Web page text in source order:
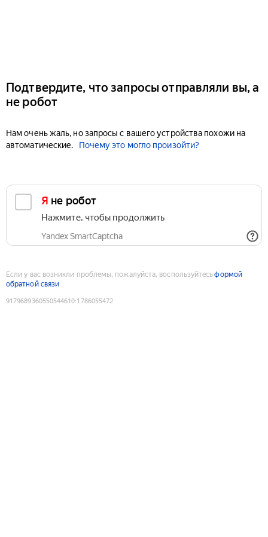
Подтвердите, что запросы отправляли вы, а
не робот
Нам очень жаль, но запросы с вашего устройства похожи на
автоматические.
Почему это могло произойти?
Я не робот
Нажмите, чтобы продолжить
Yandex SmartCaptcha
Если у вас возникли проблемы, пожалуйста, воспользуйтесьформой
обратной связи
9179689360550544610:1786055472